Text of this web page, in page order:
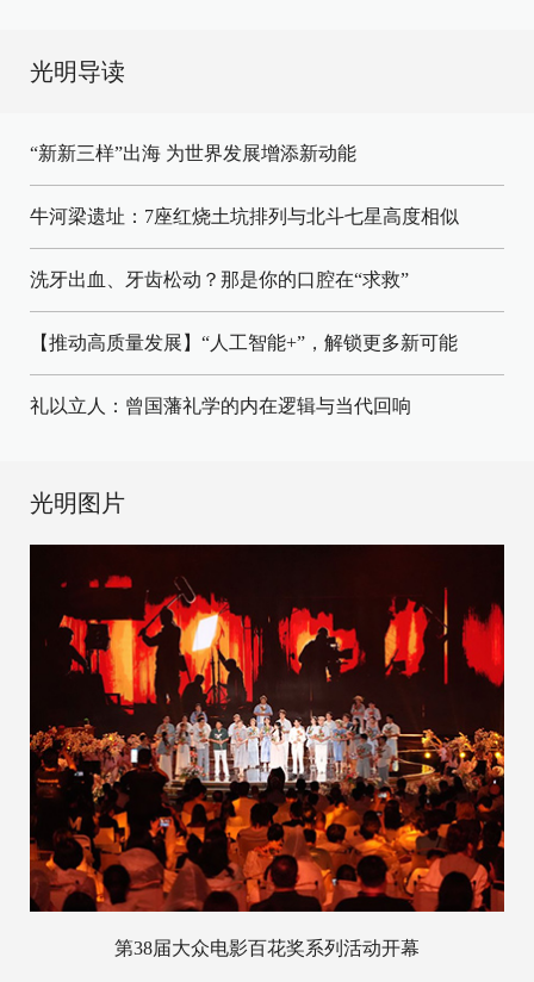
光明导读
“新新三样”出海 为世界发展增添新动能
牛河梁遗址：7座红烧土坑排列与北斗七星高度相似
洗牙出血、牙齿松动？那是你的口腔在“求救”
【推动高质量发展】“人工智能+”，解锁更多新可能
礼以立人：曾国藩礼学的内在逻辑与当代回响
光明图片
第38届大众电影百花奖系列活动开幕